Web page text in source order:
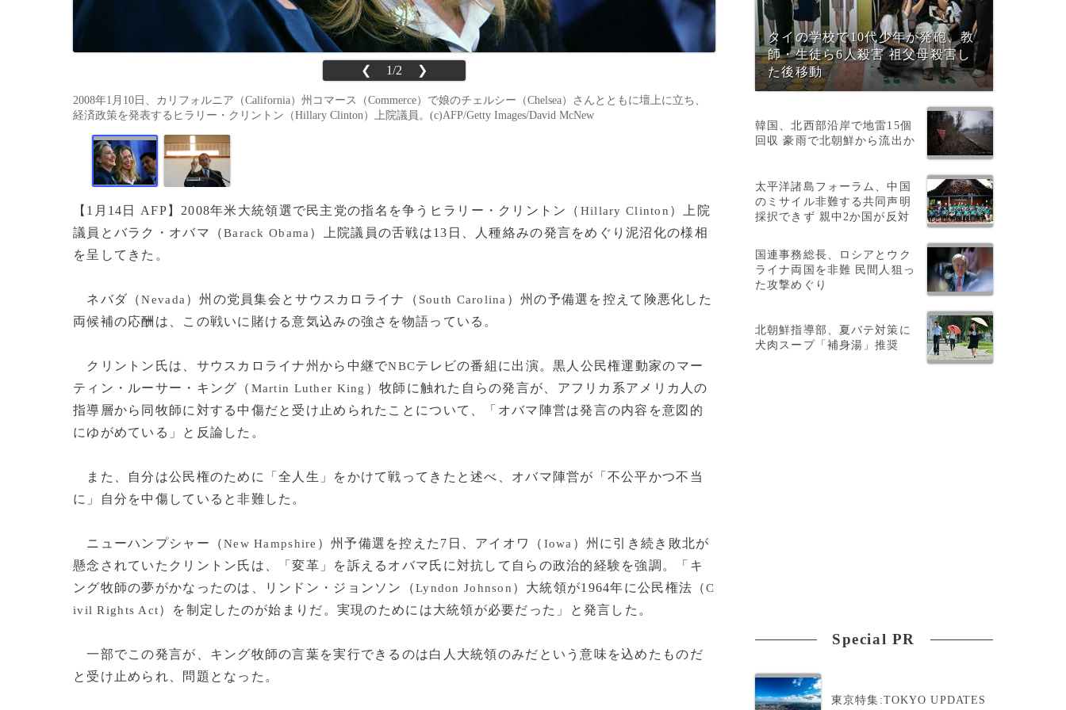
❮ 1/2 ❯
2008年1月10日、カリフォルニア（California）州コマース（Commerce）で娘のチェルシー（Chelsea）さんとともに壇上に立ち、
経済政策を発表するヒラリー・クリントン（Hillary Clinton）上院議員。(c)AFP/Getty Images/David McNew
【1月14日 AFP】2008年米大統領選で民主党の指名を争うヒラリー・クリントン（ Hillary Clinton ）上院
議員とバラク・オバマ（Barack Obama ）上院議員の舌戦は13日、人種絡みの発言をめぐり泥沼化の様相
を呈してきた。
ネバダ（Nevada ）州の党員集会とサウスカロライナ（ South Carolina ）州の予備選を控えて険悪化した
両候補の応酬は、この戦いに賭ける意気込みの強さを物語っている。
クリントン氏は、サウスカロライナ州から中継でNBCテレビの番組に出演。黒人公民権運動家のマー
ティン・ルーサー・キング（ Martin Luther King ）牧師に触れた自らの発言が、アフリカ系アメリカ人の
指導層から同牧師に対する中傷だと受け止められたことについて、「オバマ陣営は発言の内容を意図的
にゆがめている」と反論した。
また、自分は公民権のために「全人生」をかけて戦ってきたと述べ、オバマ陣営が「不公平かつ不当
に」自分を中傷していると非難した。
ニューハンプシャー（New Hampshire ）州予備選を控えた7日、アイオワ（ Iowa ）州に引き続き敗北が
懸念されていたクリントン氏は、「変革」を訴えるオバマ氏に対抗して自らの政治的経験を強調。「キ
ング牧師の夢がかなったのは、リンドン・ジョンソン（Lyndon Johnson ）大統領が1964年に公民権法（C
ivil Rights Act）を制定したのが始まりだ。実現のためには大統領が必要だった」と発言した。
一部でこの発言が、キング牧師の言葉を実行できるのは白人大統領のみだという意味を込めたものだ
と受け止められ、問題となった。
タイの学校で10代少年が発砲、教
師・生徒ら6人殺害 祖父母殺害し
た後移動
韓国、北西部沿岸で地雷15個
回収 豪雨で北朝鮮から流出か
太平洋諸島フォーラム、中国
のミサイル非難する共同声明
採択できず 親中2か国が反対
国連事務総長、ロシアとウク
ライナ両国を非難 民間人狙っ
た攻撃めぐり
北朝鮮指導部、夏バテ対策に
犬肉スープ「補身湯」推奨
Special PR
東京特集:TOKYO UPDATES